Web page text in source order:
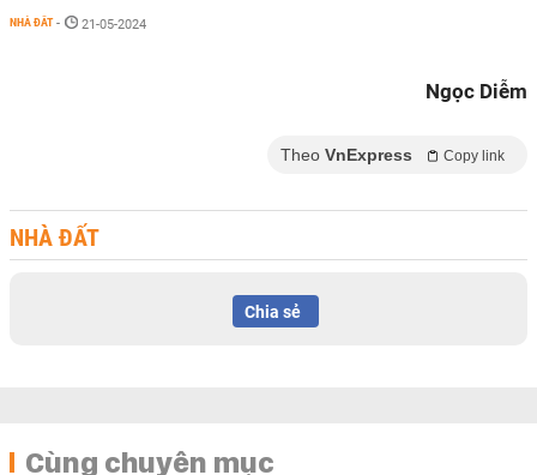
NHÀ ĐẤT - 21-05-2024
Ngọc Diễm
Theo VnExpress Copy link
NHÀ ĐẤT
Chia sẻ
Cùng chuyên mục